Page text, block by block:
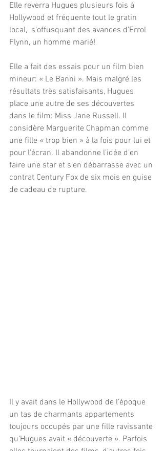
Elle reverra Hugues plusieurs fois à
Hollywood et fréquente tout le gratin
local,  s’offusquant des avances d’Errol
Flynn, un homme marié!
Elle a fait des essais pour un film bien
mineur: « Le Banni ». Mais malgré les
résultats très satisfaisants, Hugues
place une autre de ses découvertes
dans le film: Miss Jane Russell. Il
considère Marguerite Chapman comme
une fille « trop bien » à la fois pour lui et
pour l’écran. Il abandonne l’idée d’en
faire une star et s’en débarrasse avec un
contrat Century Fox de six mois en guise
de cadeau de rupture.
Il y avait dans le Hollywood de l’époque
un tas de charmants appartements
toujours occupés par une fille ravissante
qu’Hugues avait « découverte ». Parfois